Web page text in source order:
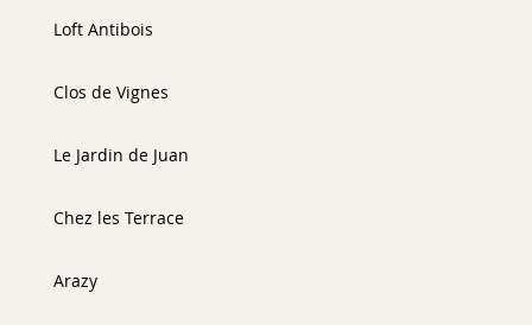
Loft Antibois
Clos de Vignes
Le Jardin de Juan
Chez les Terrace
Arazy